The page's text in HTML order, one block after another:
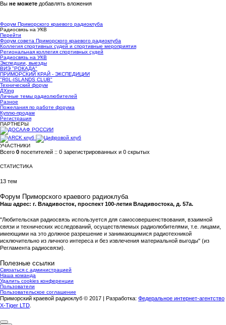
Вы не можете добавлять вложения
Форум Приморского краевого радиоклуба
Радиосвязь на УКВ
Перейти
Форум совета Приморского краевого радиоклуба
Коллегия спортивных судей и спортивные мероприятия
Региональная коллегия спортивных судей
Радиосвязь на УКВ
Экспедции, выезды
ВИЭ "РОКАДА"
ПРИМОРСКИЙ КРАЙ - ЭКСПЕДИЦИИ
"R0L-ISLANDS CLUB"
Технический форум
ДХing
Личные темы радиолюбителей
Разное
Пожелания по работе форума
Куплю-продам
Регистрация
ПАРТНЕРЫ
УЧАСТНИКИ
Всего 0 посетителей :: 0 зарегистрированных и 0 скрытых
СТАТИСТИКА
13 тем
Форум Приморского краевого радиоклуба
Наш адрес: г. Владивосток, проспект 100-летия Владивостока, д. 57а.
"Любительская радиосвязь используется для самосовершенствования, взаимной
связи и технических исследований, осуществляемых радиолюбителями, т.е. лицами,
имеющими на это должное разрешение и занимающимися радиотехникой
исключительно из личного интереса и без извлечения материальной выгоды" (из
Регламента радиосвязи).
Полезные ссылки
Связаться с администрацией
Наша команда
Удалить cookies конференции
Пользователи
Пользовательское соглашение
Приморский краевой радиоклуб © 2017 | Разработка: Федеральное интернет-агентство
X-Tiger LTD